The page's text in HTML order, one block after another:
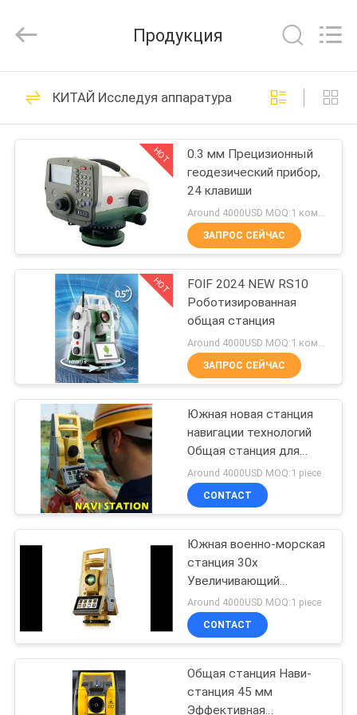
ДОМ
ПРОДУКТЫ
ПУТЕШЕСТВИЕ
ФАБРИКИ
ПРОВЕРКА
КАЧЕСТВА
СВЯЖИТЕСЬ
СПРОСИТЕ
ЦИТАТУ
САЙТА
PRIVACY
POLICY
Instrument
Co.,Ltd.
Reserved.
Исследуя призма
рефлектора
23
Призма обзора
мини
33
Призма 360
градусов
13
полная призма
станции
11
Продукция
КИТАЙ Исследуя аппаратура
HOT
0.3 мм Прецизионный
геодезический прибор,
24 клавиши
Around 4000USD MOQ:1 комплект
ЗАПРОС СЕЙЧАС
HOT
FOIF 2024 NEW RS10
Роботизированная
общая станция
ЗАПРОС СЕЙЧАС
Южная новая станция
навигации технологий
Общая станция для
строительства и
картографирования
Around 4000USD MOQ:1 piece
CONTACT
Южная военно-морская
станция 30x
Увеличивающий
измерительный прибор
Общая станция с 574
каналами Спутниковое
процессор MT6753
Around 4000USD MOQ:1 piece
CONTACT
Общая станция Нави-
станция 45 мм
Эффективная